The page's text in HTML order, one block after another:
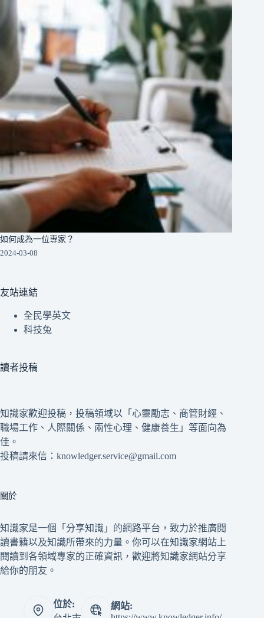
如何成為一位專家？
2024-03-08
友站連結
全民學英文
科技兔
讀者投稿
知識家歡迎投稿，投稿領域以「心靈勵志、商管財經、
職場工作、人際關係、兩性心理、健康養生」等面向為
佳。
投稿請來信：knowledger.service@gmail.com
關於
知識家是一個「分享知識」的網路平台，致力於推廣閱
讀書籍以及知識所帶來的力量。你可以在知識家網站上
閱讀到各領域專家的正確資訊，歡迎將知識家網站分享
給你的朋友。
位於:
網站: